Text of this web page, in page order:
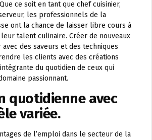
ce soit en tant que chef cuisinier,
les professionnels de la
ont la chance de laisser libre cours à
talent culinaire. Créer de nouveaux
des saveurs et des techniques
les clients avec des créations
du quotidien de ceux qui
passionnant.
quotidienne avec
variée.
de l’emploi dans le secteur de la